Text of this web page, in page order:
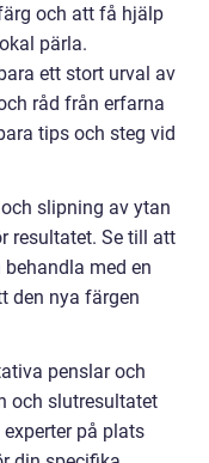
och att få hjälp
pärla.
ett stort urval av
råd från erfarna
tips och steg vid
slipning av ytan
resultatet. Se till att
med en
den nya färgen
penslar och
och slutresultatet
på plats